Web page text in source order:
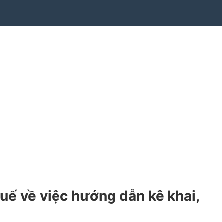
về việc hướng dẫn kê khai,